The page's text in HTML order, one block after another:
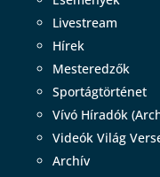
Livestream
Hírek
Mesteredzők
Sportágtörténet
Vívó Híradók
Videók Világ
Archív